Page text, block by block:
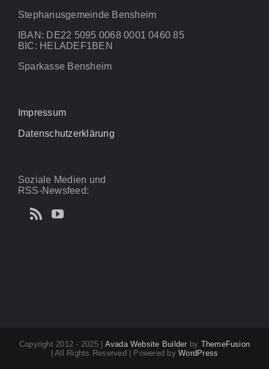
Stephanusgemeinde Bensheim
IBAN: DE22 5095 0068 0001 0460 85
BIC: HELADEF1BEN
Sparkasse Bensheim
Impressum
Datenschutzerklärung
Soziale Medien und
RSS-Newsfeed:
Copyright 2012 - 2025 | Avada Website Builder by ThemeFusion
| All Rights Reserved | Powered byWordPress